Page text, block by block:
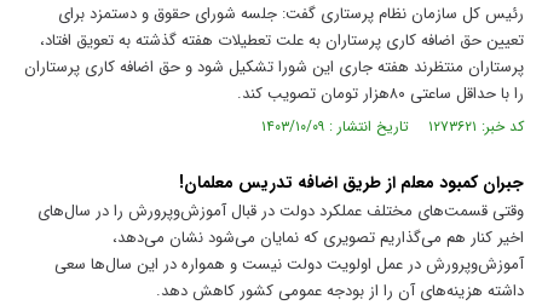
رئیس کل سازمان نظام پرستاری گفت: جلسه شورای حقوق و دستمزد برای
تعیین حق اضافه کاری پرستاران به علت تعطیلات هفته گذشته به تعویق افتاد،
پرستاران منتظرند هفته جاری این شورا تشکیل شود و حق اضافه کاری پرستاران
را با حداقل ساعتی ۸۰هزار تومان تصویب کند.
کد خبر: ۱۲۷۳۶۲۱ تاریخ انتشار : ۱۴۰۳/۱۰/۰۹
جبران کمبود معلم از طریق اضافه تدریس معلمان!
وقتی قسمت‌های مختلف عملکرد دولت در قبال آموزش‌و‌پرورش را در سال‌های
اخیر کنار هم می‌گذاریم تصویری که نمایان می‌شود نشان می‌دهد،
آموزش‌و‌پرورش در عمل اولویت دولت نیست و همواره در این سال‌ها سعی
داشته هزینه‌های آن را از بودجه عمومی کشور کاهش دهد.